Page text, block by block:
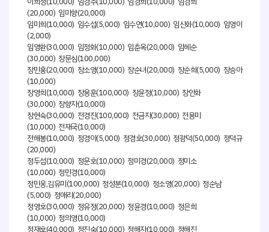
(20,000) 임미향(20,000)
임미희(10,000) 임수섭(5,000) 임수연(10,000) 임신화(10,000) 임영이
(2,000)
임영환(30,000) 임정화(10,000) 임춘옥(20,000) 임혜순
(30,000) 장문심(100,000)
장민홍(20,000) 장소영(10,000) 장순녀(20,000) 장순희(5,000) 장승아
(10,000)
장영희(10,000) 장용훈(100,000) 장윤정(10,000) 장인화
(30,000) 장향자(10,000)
장현숙(30,000) 전경진(100,000) 전금자(30,000) 전용미
(10,000) 전재국(10,000)
전해봉(10,000) 정경아(5,000) 정경호(30,000) 정광덕(50,000) 정덕규
(20,000)
정두섭(10,000) 정문호(10,000) 정미경(20,000) 정미소
(10,000) 정민경(10,000)
정민웅,김유미(100,000) 정성분(10,000) 정소영(20,000) 정순남
(5,000) 정애리(20,000)
정영호(30,000) 정유정(20,000) 정윤경(10,000) 정은희
(10,000) 정의영(10,000)
정재호(40,000) 정진숙(10,000) 정해자(10,000) 정해진